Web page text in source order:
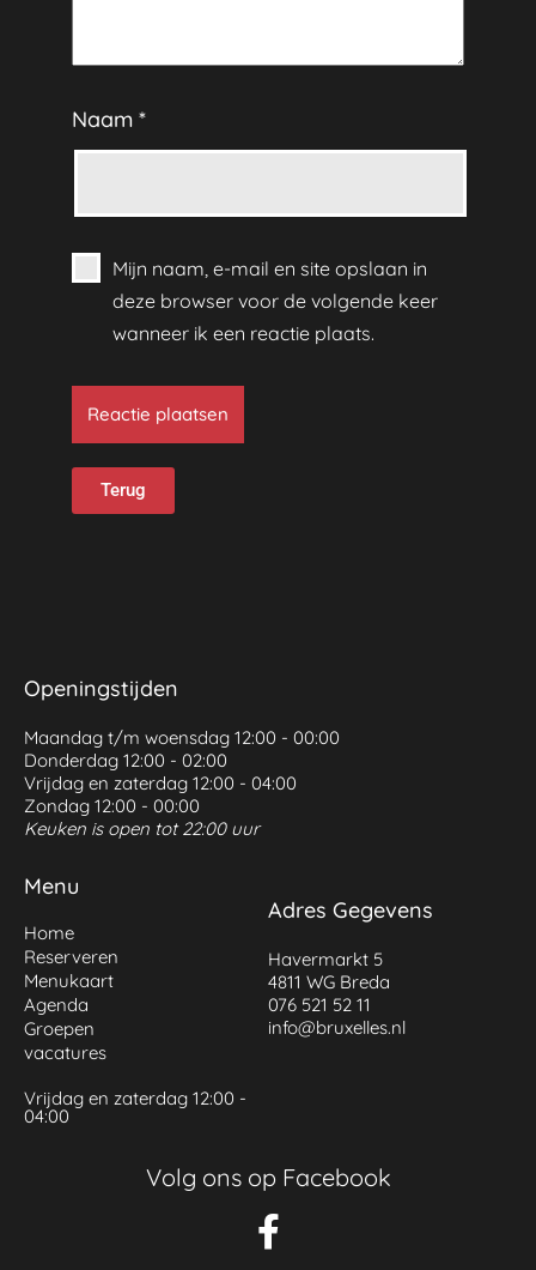
Naam *
Mijn naam, e-mail en site opslaan in
deze browser voor de volgende keer
wanneer ik een reactie plaats.
Terug
Openingstijden
Maandag t/m woensdag 12:00 - 00:00
Donderdag 12:00 - 02:00
Vrijdag en zaterdag 12:00 - 04:00
Zondag 12:00 - 00:00
Keuken is open tot 22:00 uur
Menu
Home
Reserveren
Menukaart
Agenda
Groepen
vacatures
Vrijdag en zaterdag 12:00 -
04:00
Adres Gegevens
Havermarkt 5
4811 WG Breda
076 521 52 11
info@bruxelles.nl
Volg ons op Facebook